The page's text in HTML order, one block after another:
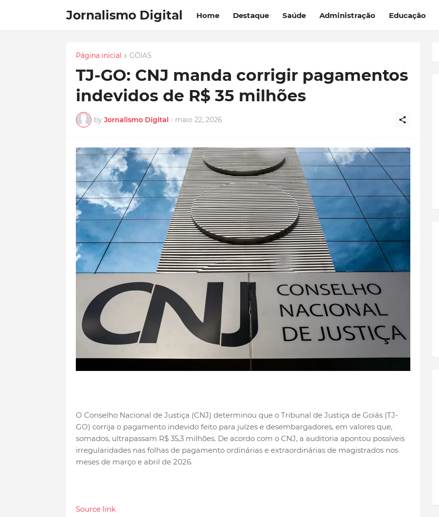
Jornalismo Digital Home Destaque Saúde Administração Educação
Página inicial GÓIAS
TJ-GO: CNJ manda corrigir pagamentos
indevidos de R$ 35 milhões
by Jornalismo Digital - maio 22, 2026
O Conselho Nacional de Justiça (CNJ) determinou que o Tribunal de Justiça de Goiás (TJ-
GO) corrija o pagamento indevido feito para juízes e desembargadores, em valores que,
somados, ultrapassam R$ 35,3 milhões. De acordo com o CNJ, a auditoria apontou possíveis
irregularidades nas folhas de pagamento ordinárias e extraordinárias de magistrados nos
meses de março e abril de 2026.
Source link